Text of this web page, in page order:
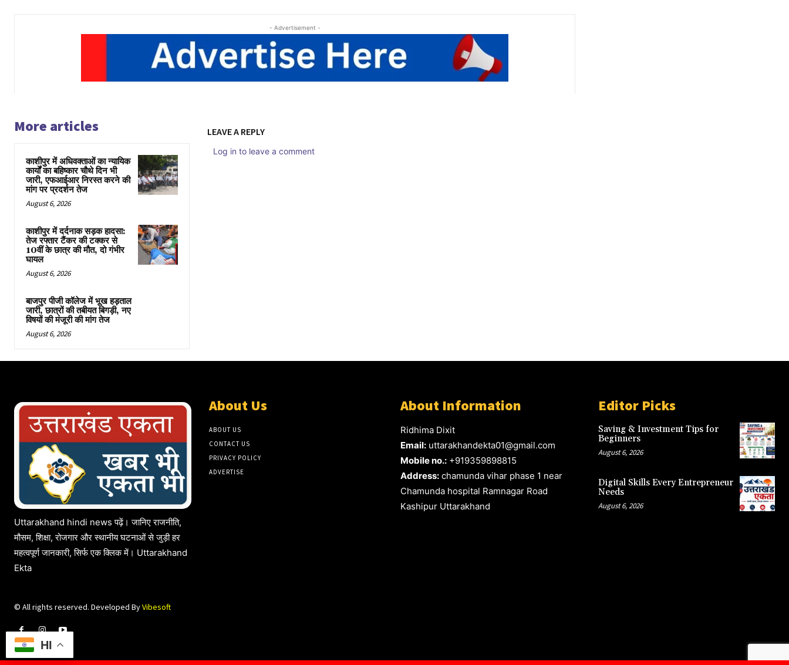
- Advertisement -
More articles
काशीपुर में अधिवक्ताओं का न्यायिक
कार्यों का बहिष्कार चौथे दिन भी
जारी, एफआईआर निरस्त करने की
मांग पर प्रदर्शन तेज
August 6, 2026
काशीपुर में दर्दनाक सड़क हादसा:
तेज रफ्तार टैंकर की टक्कर से
10वीं के छात्र की मौत, दो गंभीर
घायल
August 6, 2026
बाजपुर पीजी कॉलेज में भूख हड़ताल
जारी, छात्रों की तबीयत बिगड़ी, नए
विषयों की मंजूरी की मांग तेज
August 6, 2026
LEAVE A REPLY
Log in to leave a comment
Uttarakhand hindi news पढ़ें। जानिए राजनीति,
मौसम, शिक्षा, रोजगार और स्थानीय घटनाओं से जुड़ी हर
महत्वपूर्ण जानकारी, सिर्फ एक क्लिक में। Uttarakhand
Ekta
© All rights reserved. Developed ByVibesoft
About Us
ABOUT US
CONTACT US
PRIVACY POLICY
ADVERTISE
About Information
Ridhima Dixit
Email: uttarakhandekta01@gmail.com
Mobile no.: +919359898815
Address: chamunda vihar phase 1 near
Chamunda hospital Ramnagar Road
Kashipur Uttarakhand
Editor Picks
Saving & Investment Tips for
Beginners
August 6, 2026
Digital Skills Every Entrepreneur
Needs
August 6, 2026
HI